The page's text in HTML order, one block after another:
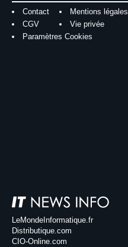
Contact
Mentions légales
CGV
Vie privée
Paramètres Cookies
LeMondeInformatique.fr
Distributique.com
CIO-Online.com